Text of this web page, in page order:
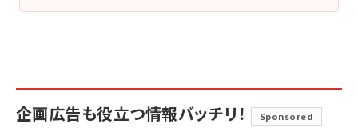
企画広告も役立つ情報バッチリ！ Sponsored